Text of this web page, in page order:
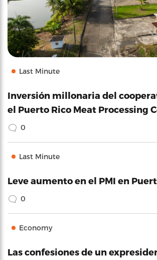
Last Minute
Inversión millonaria del
el Puerto Rico Meat Processing
0
Last Minute
Leve aumento en el PMI en
0
Economy
Las confesiones de un